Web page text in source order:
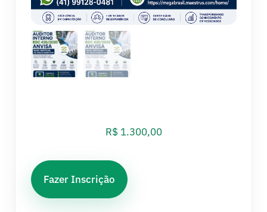
R$1.300,00
Fazer Inscrição